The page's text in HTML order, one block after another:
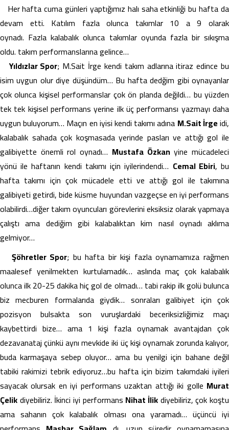
Her hafta cuma günleri yaptığımız halı saha etkinliği bu hafta da
devam etti. Katılım fazla olunca takımlar 10 a 9 olarak
oynadı. Fazla kalabalık olunca takımlar oyunda fazla bir sıkışma
oldu. takım performanslarına gelince…
Yıldızlar Spor; M.Sait İrge kendi takım adlarına itiraz edince bu
isim uygun olur diye düşündüm… Bu hafta dedğim gibi oynayanlar
çok olunca kişisel performanslar çok ön planda değildi… bu yüzden
tek tek kişisel performans yerine ilk üç performansı yazmayı daha
uygun buluyorum… Maçın en iyisi kendi takımı adına M.Sait İrgeidi,
kalabalık sahada çok koşmasada yerinde pasları ve attığı gol ile
galibiyette önemli rol oynadı… Mustafa Özkanyine mücadeleci
yönü ile haftanın kendi takımı için iyilerindendi… Cemal Ebiri, bu
hafta takımı için çok mücadele etti ve attığı gol ile takımına
galibiyeti getirdi, bide küsme huyundan vazgeçse en iyi performans
olabilirdi…diğer takım oyuncuları görevlerini eksiksiz olarak yapmaya
çalıştı ama dediğim gibi kalabalıktan kim nasıl oynadı aklıma
gelmiyor…
Şöhretler Spor; bu hafta bir kişi fazla oynamamıza rağmen
maalesef yenilmekten kurtulamadık… aslında maç çok kalabalık
olunca ilk 20-25 dakika hiç gol de olmadı… tabi rakip ilk golü bulunca
biz mecburen formalarıda giydik… sonraları galibiyet için çok
pozisyon bulsakta son vuruşlardaki beceriksizliğimiz maçı
kaybettirdi bize… ama 1 kişi fazla oynamak avantajdan çok
dezavanataj çünkü aynı mevkide iki üç kişi oynamak zorunda kalıyor,
buda karmaşaya sebep oluyor… ama bu yenilgi için bahane değil
tabiki rakimizi tebrik ediyoruz…bu hafta için bizim takımdaki iyileri
sayacak olursak en iyi performans uzaktan attığı iki golle Murat
Çelikdiyebiliriz. İkinci iyi performans Nihat İlikdiyebiliriz, çok koştu
ama sahanın çok kalabalık olması ona yaramadı… üçüncü iyi